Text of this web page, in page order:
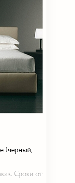
(черный,
Сроки от